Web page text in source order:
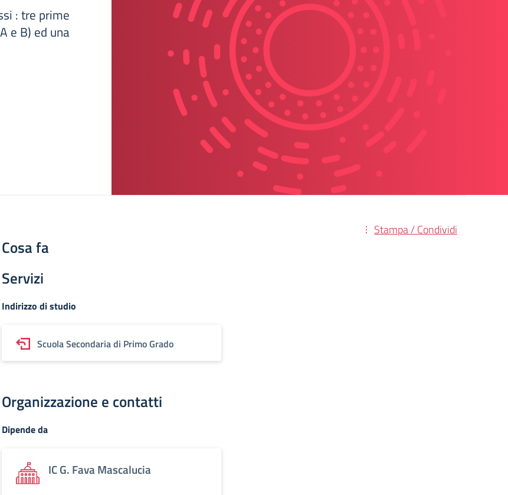
: tre prime
e B) ed una
Stampa / Condividi
Cosa fa
Servizi
Indirizzo di studio
Scuola Secondaria di Primo Grado
Organizzazione e contatti
Dipende da
IC G. Fava Mascalucia